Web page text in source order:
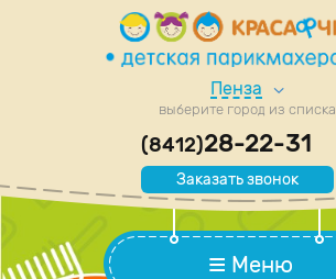
Пенза
выберите город из списка
(8412)28-22-31
Заказать звонок
Меню